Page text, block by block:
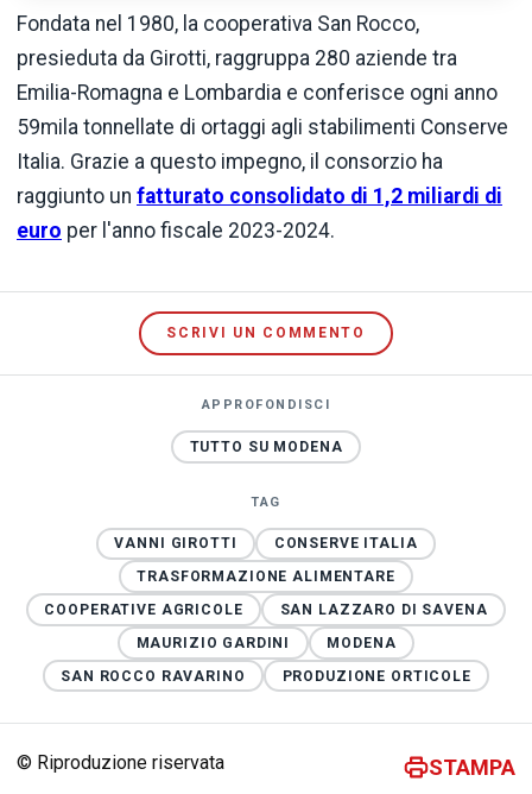
Fondata nel 1980, la cooperativa San Rocco,
presieduta da Girotti, raggruppa 280 aziende tra
Emilia-Romagna e Lombardia e conferisce ogni anno
59mila tonnellate di ortaggi agli stabilimenti Conserve
Italia. Grazie a questo impegno, il consorzio ha
raggiunto un fatturato consolidato di 1,2 miliardi di
euro per l'anno fiscale 2023-2024.
SCRIVI UN COMMENTO
APPROFONDISCI
TUTTO SU MODENA
TAG
VANNI GIROTTI
CONSERVE ITALIA
TRASFORMAZIONE ALIMENTARE
COOPERATIVE AGRICOLE
SAN LAZZARO DI SAVENA
MAURIZIO GARDINI
MODENA
SAN ROCCO RAVARINO
PRODUZIONE ORTICOLE
© Riproduzione riservata STAMPA